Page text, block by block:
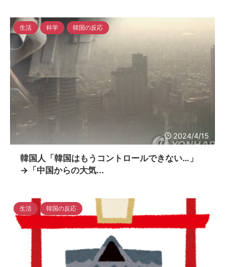
2024/4/15
生活 科学 韓国の反応
韓国人「韓国はもうコントロールできない…」
→「中国からの大気...
生活 韓国の反応